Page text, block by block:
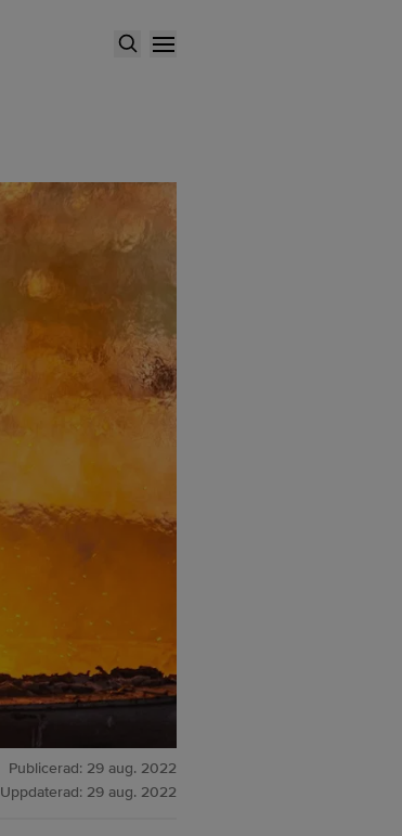
Publicerad: 29 aug. 2022
Uppdaterad: 29 aug. 2022